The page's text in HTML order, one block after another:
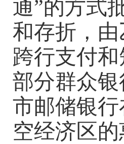
通”的方式
和存折，
跨行支付
部分群众
市邮储银
空经济区